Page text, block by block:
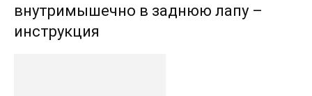
внутримышечно в заднюю лапу –
инструкция